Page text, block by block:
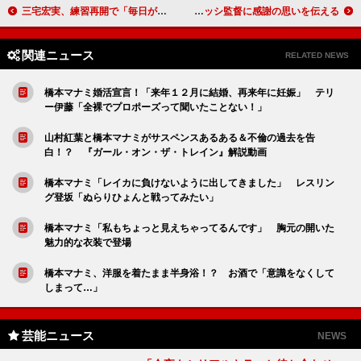
三宅宏実、練習再開で「毎日が筋肉痛」 「富士山に挑戦して足腰を鍛えたい」 窪塚洋介「どこの馬の骨とも分からないこの俺に…」 スコセッシ監督に感謝の思いを伝える
関連ニュース RELATED NEWS
橋本マナミ婚活宣言！「来年１２月に結婚、再来年に妊娠」 テリ
ー伊藤「全裸でプロポーズって聞いたことない！」
山村紅葉と橋本マナミがサスペンスあるある＆不倫の過去を告
白！？ 『ガール・オン・ザ・トレイン』解説動画
橋本マナミ「レイカに負けないように出してきました」 レスリン
グ登坂「ぬらりひょんと戦ってみたい」
橋本マナミ「私もちょっと見えちゃってるんです」 胸元の開いた
魅力的な衣装で登場
橋本マナミ、洋服を着たまま半身浴！？ お酒で「意識をなくして
しまって…」
芸能ニュース NEWS